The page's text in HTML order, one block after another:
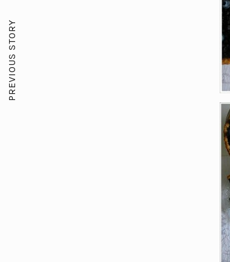
PREVIOUS STORY